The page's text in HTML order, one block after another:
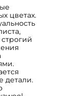
цветах.
детали.